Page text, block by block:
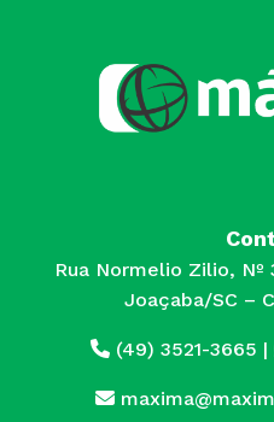
Rua Normelio Zilio,
Joaçaba/SC –
(49) 3521-3665 |